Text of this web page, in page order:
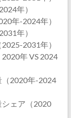
年）
年-2024年）
年）
2031年）
年 VS 2024
（2020年-2024
シェア（2020